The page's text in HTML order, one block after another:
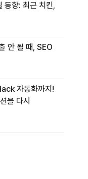
동향: 최근 치킨,
안 될 때, SEO
자동화까지!
을 다시